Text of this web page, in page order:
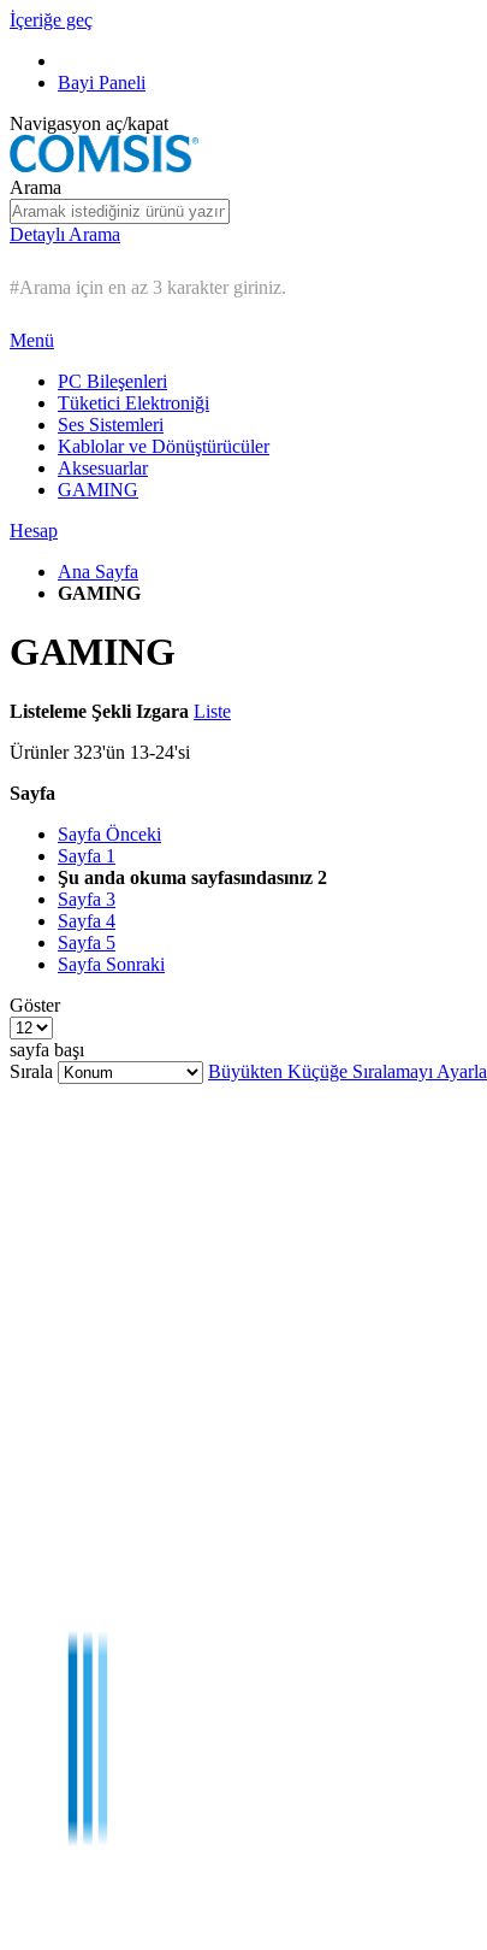
İçeriğe geç
Bayi Paneli
Navigasyon aç/kapat
Arama
Detaylı Arama
#Arama için en az 3 karakter giriniz.
Menü
PC Bileşenleri
Tüketici Elektroniği
Ses Sistemleri
Kablolar ve Dönüştürücüler
Aksesuarlar
GAMING
Hesap
Ana Sayfa
GAMING
GAMING
Listeleme Şekli Izgara Liste
Ürünler323'ün 13-24'si
Sayfa
Sayfa Önceki
Sayfa 1
Şu anda okuma sayfasındasınız 2
Sayfa 3
Sayfa 4
Sayfa 5
Sayfa Sonraki
Göster
sayfa başı
Sırala
Büyükten Küçüğe Sıralamayı Ayarla